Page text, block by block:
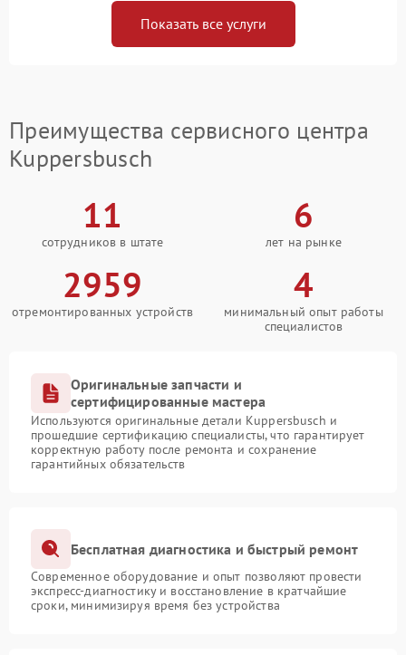
Показать все услуги
Преимущества сервисного центра
Kuppersbusch
11
сотрудников в штате
6
лет на рынке
2959
отремонтированных устройств
4
минимальный опыт работы
специалистов
Оригинальные запчасти и
сертифицированные мастера
Используются оригинальные детали Kuppersbusch и
прошедшие сертификацию специалисты, что гарантирует
корректную работу после ремонта и сохранение
гарантийных обязательств
Бесплатная диагностика и быстрый ремонт
Современное оборудование и опыт позволяют провести
экспресс-диагностику и восстановление в кратчайшие
сроки, минимизируя время без устройства